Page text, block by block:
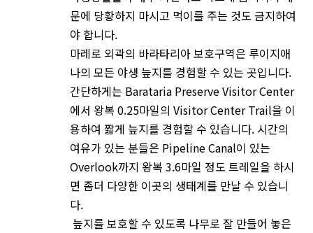
문에 당황하지 마시고 먹이를 주는 것도 금지하여
야 합니다.
마레로 외곽의 바라타리아 보호구역은 루이지애
나의 모든 야생 늪지를 경험할 수 있는 곳입니다.
간단하게는 Barataria Preserve Visitor Center
에서 왕복 0.25마일의 Visitor Center Trail을 이
용하여 짧게 늪지를 경험할 수 있습니다. 시간의
여유가 있는 분들은 Pipeline Canal이 있는
Overlook까지 왕복 3.6마일 정도 트레일을 하시
면 좀더 다양한 이곳의 생태계를 만날 수 있습니
다.
늪지를 보호할 수 있도록 나무로 잘 만들어 놓은